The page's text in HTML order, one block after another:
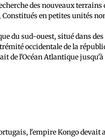
des nouveaux
en petites unités
du sud-ouest, situé dans
occidentale de la
de l'Océan Atlantique
l'empire Kongo devait